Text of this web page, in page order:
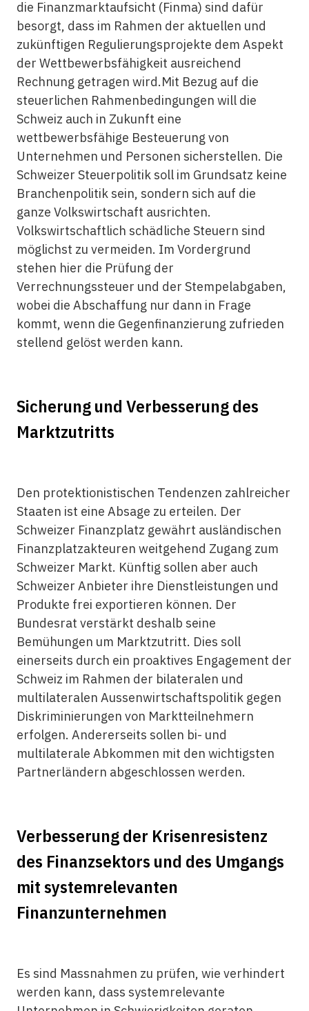
die Finanzmarktaufsicht (Finma) sind dafür
besorgt, dass im Rahmen der aktuellen und
zukünftigen Regulierungsprojekte dem Aspekt
der Wettbewerbsfähigkeit ausreichend
Rechnung getragen wird.Mit Bezug auf die
steuerlichen Rahmenbedingungen will die
Schweiz auch in Zukunft eine
wettbewerbsfähige Besteuerung von
Unternehmen und Personen sicherstellen. Die
Schweizer Steuerpolitik soll im Grundsatz keine
Branchenpolitik sein, sondern sich auf die
ganze Volkswirtschaft ausrichten.
Volkswirtschaftlich schädliche Steuern sind
möglichst zu vermeiden. Im Vordergrund
stehen hier die Prüfung der
Verrechnungssteuer und der Stempelabgaben,
wobei die Abschaffung nur dann in Frage
kommt, wenn die Gegenfinanzierung zufrieden
stellend gelöst werden kann.
Sicherung und Verbesserung des
Marktzutritts
Den protektionistischen Tendenzen zahlreicher
Staaten ist eine Absage zu erteilen. Der
Schweizer Finanzplatz gewährt ausländischen
Finanzplatzakteuren weitgehend Zugang zum
Schweizer Markt. Künftig sollen aber auch
Schweizer Anbieter ihre Dienstleistungen und
Produkte frei exportieren können. Der
Bundesrat verstärkt deshalb seine
Bemühungen um Marktzutritt. Dies soll
einerseits durch ein proaktives Engagement der
Schweiz im Rahmen der bilateralen und
multilateralen Aussenwirtschaftspolitik gegen
Diskriminierungen von Marktteilnehmern
erfolgen. Andererseits sollen bi- und
multilaterale Abkommen mit den wichtigsten
Partnerländern abgeschlossen werden.
Verbesserung der Krisenresistenz
des Finanzsektors und des Umgangs
mit systemrelevanten
Finanzunternehmen
Es sind Massnahmen zu prüfen, wie verhindert
werden kann, dass systemrelevante